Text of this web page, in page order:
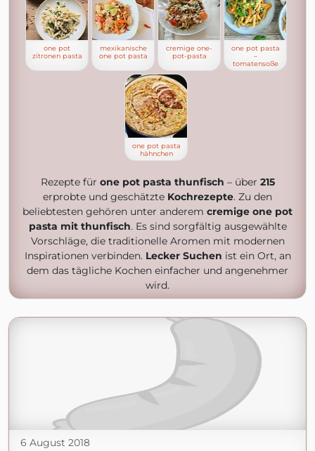
one pot
zitronen pasta
mexikanische
one pot pasta
cremige one-
pot-pasta
one pot pasta
–
tomatensoße
one pot pasta
hähnchen
Rezepte für one pot pasta thunfisch – über 215
erprobte und geschätzte Kochrezepte. Zu den
beliebtesten gehören unter anderem cremige one pot
pasta mit thunfisch. Es sind sorgfältig ausgewählte
Vorschläge, die traditionelle Aromen mit modernen
Inspirationen verbinden. Lecker Suchen ist ein Ort, an
dem das tägliche Kochen einfacher und angenehmer
wird.
6 August 2018